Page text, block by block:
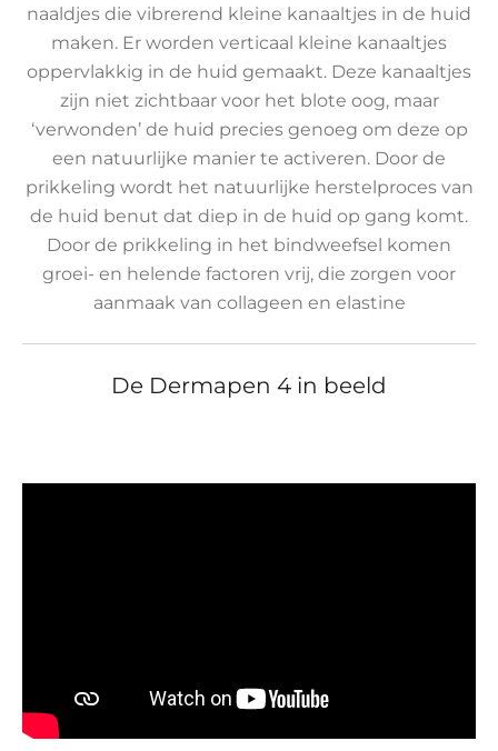
naaldjes die vibrerend kleine kanaaltjes in de huid
maken. Er worden verticaal kleine kanaaltjes
oppervlakkig in de huid gemaakt. Deze kanaaltjes
zijn niet zichtbaar voor het blote oog, maar
‘verwonden’ de huid precies genoeg om deze op
een natuurlijke manier te activeren. Door de
prikkeling wordt het natuurlijke herstelproces van
de huid benut dat diep in de huid op gang komt.
Door de prikkeling in het bindweefsel komen
groei- en helende factoren vrij, die zorgen voor
aanmaak van collageen en elastine
De Dermapen 4 in beeld